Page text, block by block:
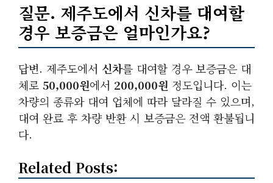
질문. 제주도에서 신차를 대여할
경우 보증금은 얼마인가요?
답변. 제주도에서 신차를 대여할 경우 보증금은 대
체로 50,000원에서 200,000원 정도입니다. 이는
차량의 종류와 대여 업체에 따라 달라질 수 있으며,
대여 완료 후 차량 반환 시 보증금은 전액 환불됩니
다.
Related Posts: